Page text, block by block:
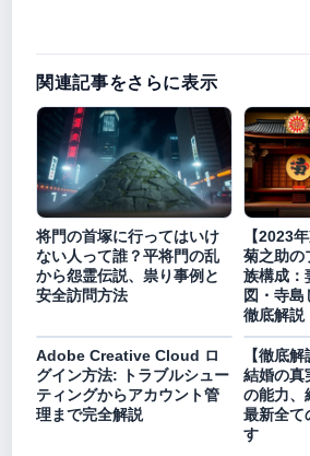
関連記事をさらに表示
将門の首塚に行ってはいけ
ない人って誰？平将門の乱
から怨霊伝説、祟り事例と
安全訪問方法
【2023
菊之助の
族構成：
図・寺島
徹底解説
Adobe Creative Cloud ロ
グイン方法: トラブルシュー
ティングからアカウント管
理まで完全解説
【徹底
結婚の真
の能力、
最新全て
す